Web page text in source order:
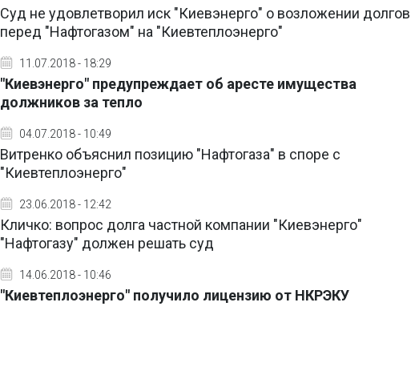
Суд не удовлетворил иск "Киевэнерго" о возложении долгов
перед "Нафтогазом" на "Киевтеплоэнерго"
11.07.2018 - 18:29
"Киевэнерго" предупреждает об аресте имущества
должников за тепло
04.07.2018 - 10:49
Витренко объяснил позицию "Нафтогаза" в споре с
"Киевтеплоэнерго"
23.06.2018 - 12:42
Кличко: вопрос долга частной компании "Киевэнерго"
"Нафтогазу" должен решать суд
14.06.2018 - 10:46
"Киевтеплоэнерго" получило лицензию от НКРЭКУ